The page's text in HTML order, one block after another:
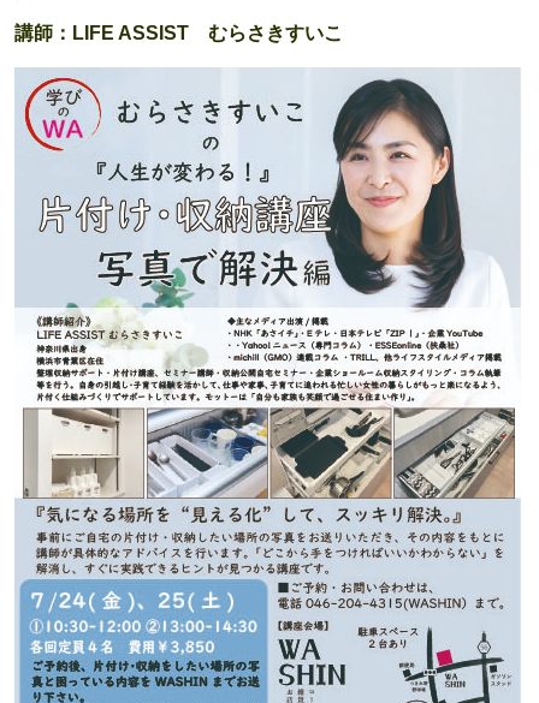
講師：LIFE ASSIST むらさきすいこ